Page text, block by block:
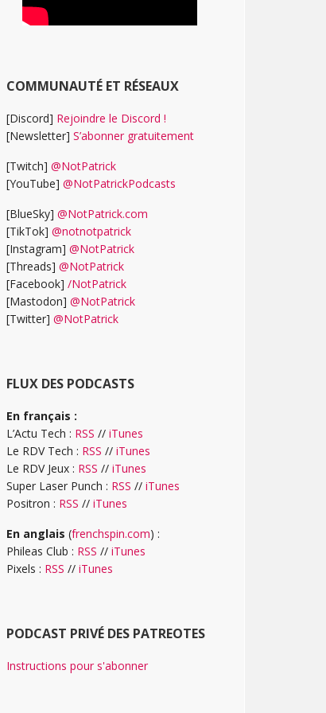
COMMUNAUTÉ ET RÉSEAUX
[Discord] Rejoindre le Discord !
[Newsletter] S’abonner gratuitement
[Twitch] @NotPatrick
[YouTube] @NotPatrickPodcasts
[BlueSky] @NotPatrick.com
[TikTok] @notnotpatrick
[Instagram] @NotPatrick
[Threads] @NotPatrick
[Facebook] /NotPatrick
[Mastodon] @NotPatrick
[Twitter] @NotPatrick
FLUX DES PODCASTS
En français :
L’Actu Tech : RSS // iTunes
Le RDV Tech : RSS // iTunes
Le RDV Jeux : RSS // iTunes
Super Laser Punch : RSS // iTunes
Positron : RSS // iTunes
En anglais (frenchspin.com) :
Phileas Club : RSS // iTunes
Pixels : RSS // iTunes
PODCAST PRIVÉ DES PATREOTES
Instructions pour s'abonner